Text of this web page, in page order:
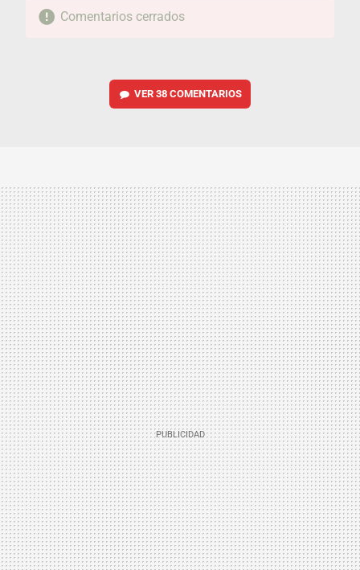
Comentarios cerrados
VER 38 COMENTARIOS